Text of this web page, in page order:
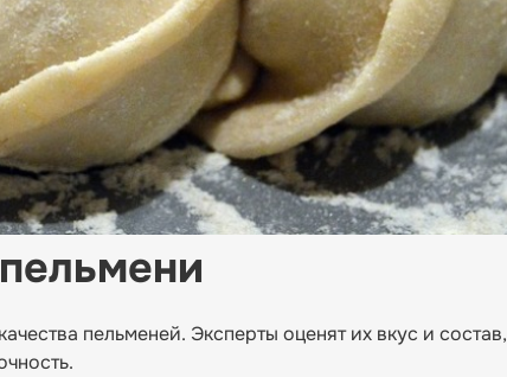
пельменей. Эксперты оценят их вкус и